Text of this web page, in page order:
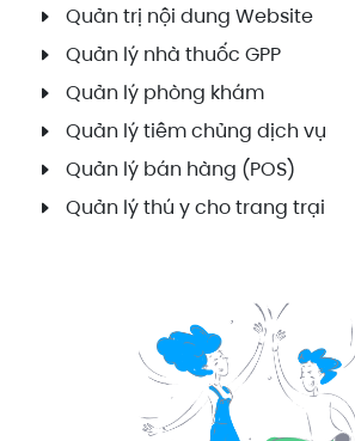
Quản trị nội dung Website
Quản lý nhà thuốc GPP
Quản lý phòng khám
Quản lý tiêm chủng dịch vụ
Quản lý bán hàng (POS)
Quản lý thú y cho trang trại